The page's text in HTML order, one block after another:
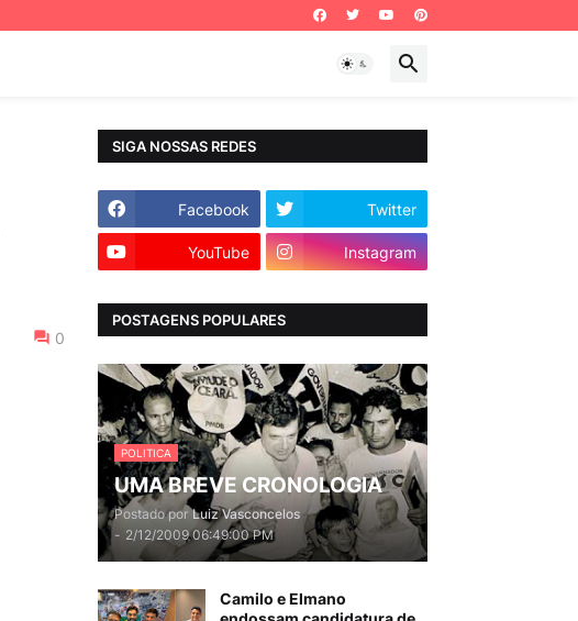
0
SIGA NOSSAS REDES
Facebook Twitter
YouTube Instagram
POSTAGENS POPULARES
POLITICA
UMA BREVE CRONOLOGIA
Postado por Luiz Vasconcelos
- 2/12/2009 06:49:00 PM
Camilo e Elmano